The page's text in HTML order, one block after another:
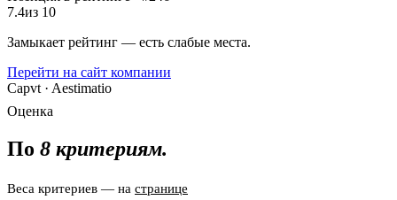
7.4из 10
Замыкает рейтинг — есть слабые места.
Перейти на сайт компании
Capvt · Aestimatio
Оценка
По 8 критериям.
Веса критериев — на странице